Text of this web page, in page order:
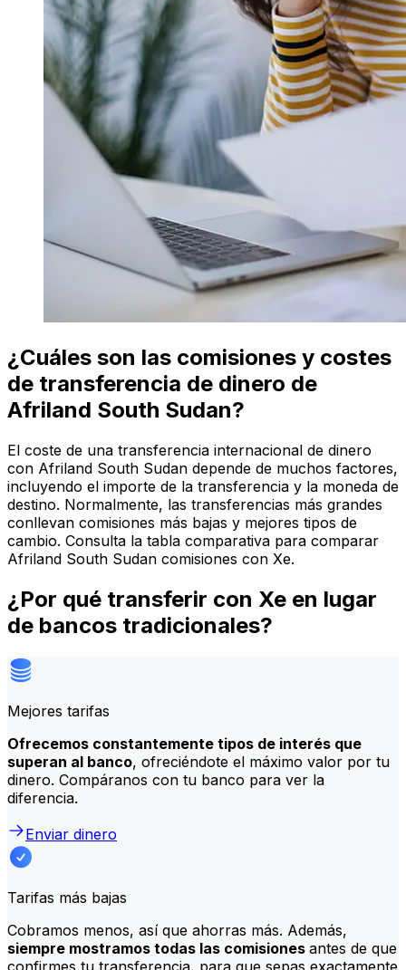
¿Cuáles son las comisiones y costes
de transferencia de dinero de
Afriland South Sudan?
El coste de una transferencia internacional de dinero
con Afriland South Sudan depende de muchos factores,
incluyendo el importe de la transferencia y la moneda de
destino. Normalmente, las transferencias más grandes
conllevan comisiones más bajas y mejores tipos de
cambio. Consulta la tabla comparativa para comparar
Afriland South Sudan comisiones con Xe.
¿Por qué transferir con Xe en lugar
de bancos tradicionales?
Mejores tarifas
Ofrecemos constantemente tipos de interés que
superan al banco, ofreciéndote el máximo valor por tu
dinero. Compáranos con tu banco para ver la
diferencia.
Enviar dinero
Tarifas más bajas
Cobramos menos, así que ahorras más. Además,
siempre mostramos todas las comisiones antes de que